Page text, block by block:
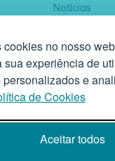
cookies no nosso
sua experiência de
e
de Cookies
Aceitar todos
Notícias
SIGA-NOS
| Gabinete de
342 | 4900-561 Viana